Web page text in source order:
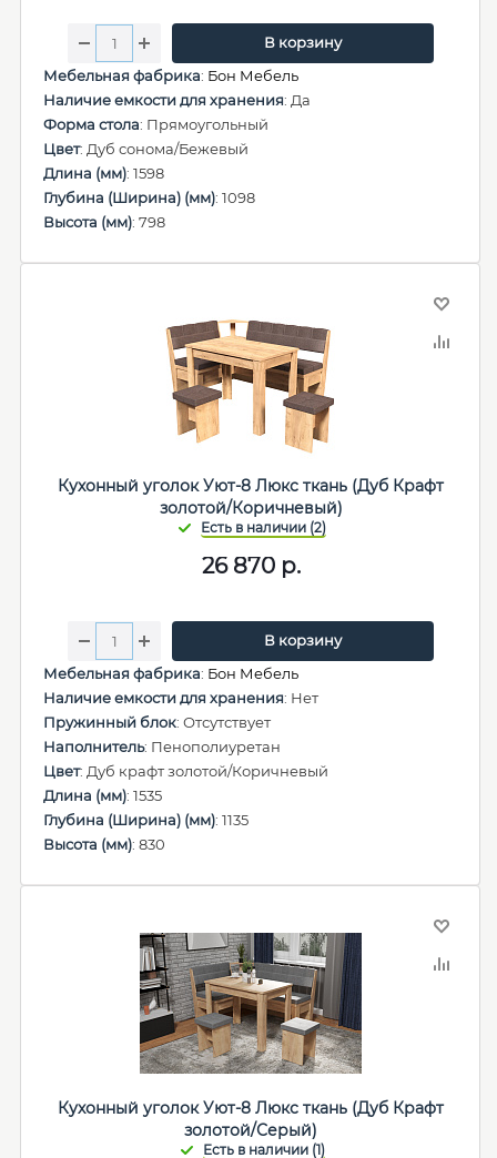
В корзину
Мебельная фабрика: Бон Мебель
Наличие емкости для хранения: Да
Форма стола: Прямоугольный
Цвет: Дуб сонома/Бежевый
Длина (мм): 1598
Глубина (Ширина) (мм): 1098
Высота (мм): 798
Кухонный уголок Уют-8 Люкс ткань (Дуб Крафт
золотой/Коричневый)
26 870р.
В корзину
Мебельная фабрика: Бон Мебель
Наличие емкости для хранения: Нет
Пружинный блок: Отсутствует
Наполнитель: Пенополиуретан
Цвет: Дуб крафт золотой/Коричневый
Длина (мм): 1535
Глубина (Ширина) (мм): 1135
Высота (мм): 830
Кухонный уголок Уют-8 Люкс ткань (Дуб Крафт
золотой/Серый)